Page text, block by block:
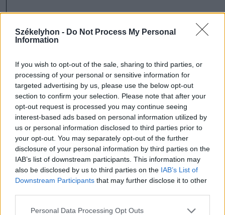
Székelyhon - Do Not Process My Personal
Information
If you wish to opt-out of the sale, sharing to third parties, or
processing of your personal or sensitive information for
targeted advertising by us, please use the below opt-out
section to confirm your selection. Please note that after your
opt-out request is processed you may continue seeing
interest-based ads based on personal information utilized by
us or personal information disclosed to third parties prior to
your opt-out. You may separately opt-out of the further
disclosure of your personal information by third parties on the
IAB’s list of downstream participants. This information may
also be disclosed by us to third parties on the IAB’s List of
Downstream Participants that may further disclose it to other
Personal Data Processing Opt Outs
szóljon hozzá!
Ezek is érdekelhetik